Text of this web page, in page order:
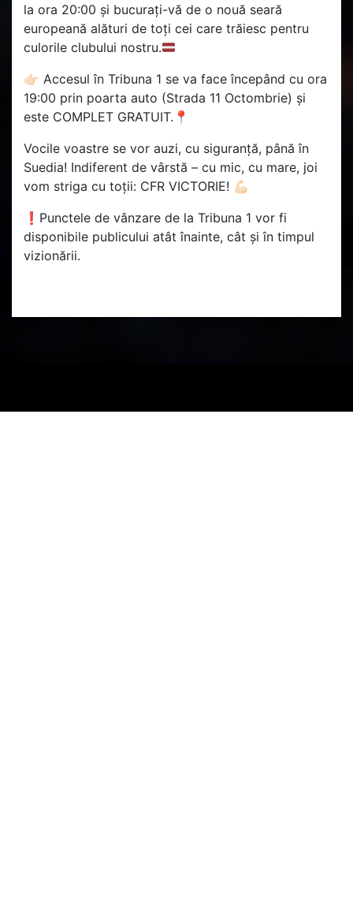
la ora 20:00 și bucurați-vă de o nouă seară
europeană alături de toți cei care trăiesc pentru
culorile clubului nostru.
👉🏻 Accesul în Tribuna 1 se va face începând cu ora
19:00 prin poarta auto (Strada 11 Octombrie) și
este COMPLET GRATUIT.📍
Vocile voastre se vor auzi, cu siguranță, până în
Suedia! Indiferent de vârstă – cu mic, cu mare, joi
vom striga cu toții: CFR VICTORIE! 💪🏻
❗Punctele de vânzare de la Tribuna 1 vor fi
disponibile publicului atât înainte, cât și în timpul
vizionării.